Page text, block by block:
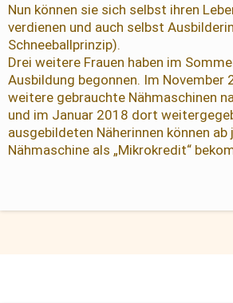
Nun können sie sich selbst ihren
verdienen und auch selbst
Schneeballprinzip).
Drei weitere Frauen haben im
Ausbildung begonnen. Im November
weitere gebrauchte Nähmaschinen
und im Januar 2018 dort
ausgebildeten Näherinnen können
Nähmaschine als „Mikrokredit“